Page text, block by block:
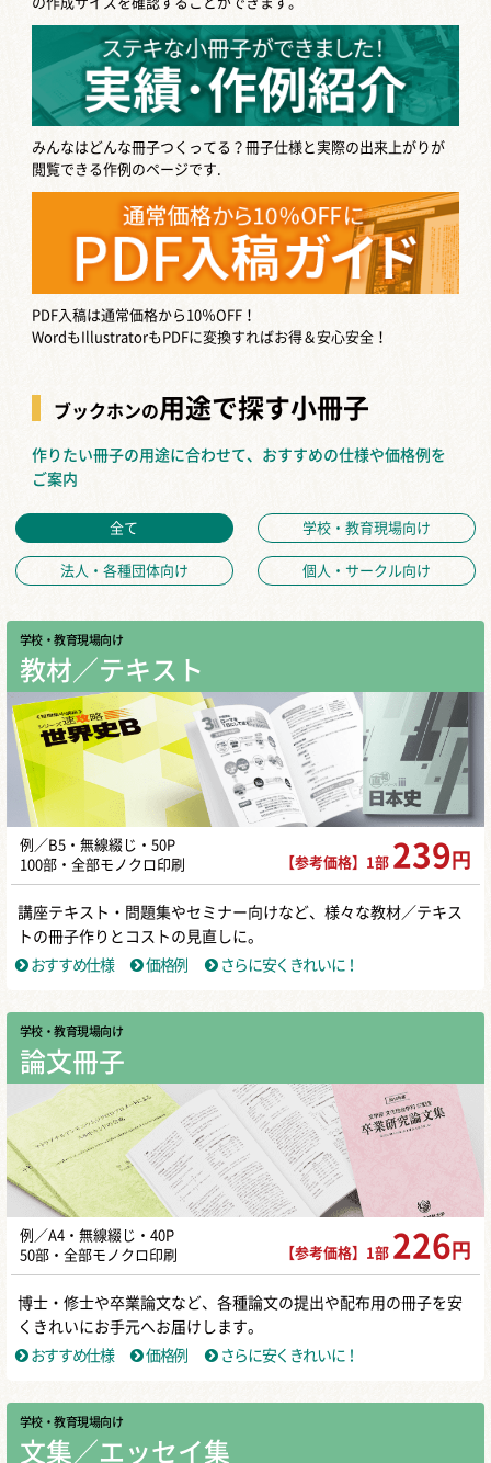
みんなはどんな冊子つくってる？冊子仕様と実際の出来上がりが
閲覧できる作例のページです.
PDF入稿は通常価格から10％OFF！
WordもIllustratorもPDFに変換すればお得＆安心安全！
ブックホンの用途で探す小冊子
作りたい冊子の用途に合わせて、おすすめの仕様や価格例を
ご案内
全て 学校・教育現場向け
法人・各種団体向け 個人・サークル向け
学校・教育現場向け
教材／テキスト
例／B5・無線綴じ・50P
100部・全部モノクロ印刷
【参考価格】1部 239 円
講座テキスト・問題集やセミナー向けなど、様々な教材／テキス
トの冊子作りとコストの見直しに。
おすすめ仕様
価格例 さらに安くきれいに！
学校・教育現場向け
論文冊子
例／A4・無線綴じ・40P
50部・全部モノクロ印刷
【参考価格】1部 226 円
博士・修士や卒業論文など、各種論文の提出や配布用の冊子を安
くきれいにお手元へお届けします。
おすすめ仕様
価格例 さらに安くきれいに！
学校・教育現場向け
文集／エッセイ集